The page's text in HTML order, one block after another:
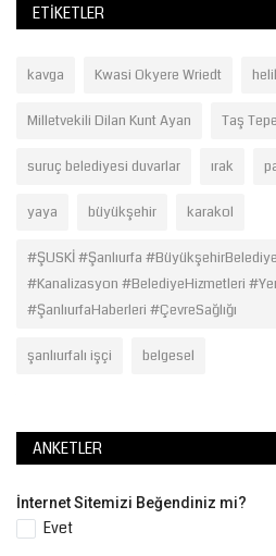
ETIKETLER
kavga Kwasi Okyere Wriedt
Milletvekili Dilan Kunt Ayan Taş
suruç belediyesi duvarlar ırak
yaya büyükşehir karakol
#ŞUSKİ #Şanlıurfa
#Kanalizasyon #BelediyeHizmetleri
#ŞanlıurfaHaberleri #ÇevreSağlığı
şanlıurfalı işçi belgesel
ANKETLER
İnternet Sitemizi Beğendiniz mi?
Evet